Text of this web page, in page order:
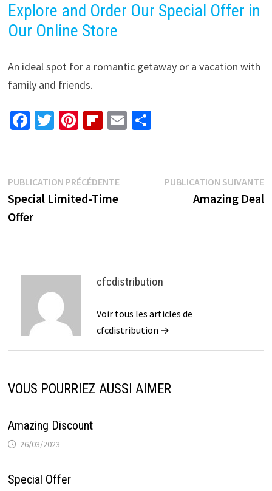
Explore and Order Our Special Offer in
Our Online Store
An ideal spot for a romantic getaway or a vacation with
family and friends.
Fa
o
o
k
T
er
Pi
es
t
Fl
o
ar
E P
ge
Navigation
de
PUBLICATION PRÉCÉDENTEPublication
Special Limited-Time
Offer
PUBLICATION SUIVANTE
Amazing Deal
cfcdistribution
Voir tous les articles de
cfcdistribution →
VOUS POURRIEZ AUSSI AIMER
Amazing Discount
26/03/2023
Special Offer